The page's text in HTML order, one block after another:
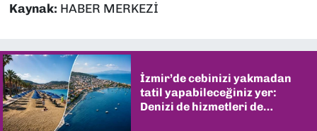
Kaynak: HABER MERKEZİ
İzmir’de cebinizi yakmadan
tatil yapabileceğiniz yer:
Denizi de hizmetleri de